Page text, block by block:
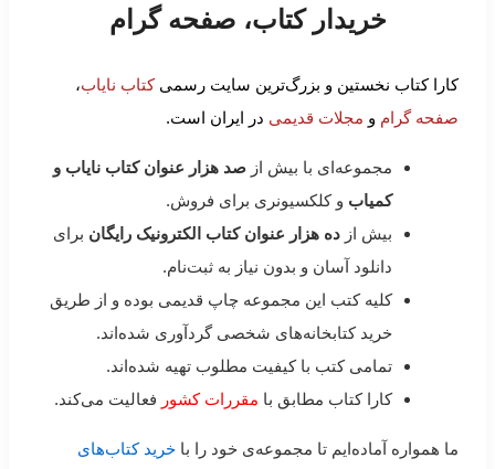
خریدار کتاب، صفحه گرام
کارا کتاب نخستین و بزرگ‌ترین سایت رسمیکتاب نایاب،
صفحه گرام و مجلات قدیمی در ایران است.
مجموعه‌ای با بیش از صد هزار عنوان کتاب نایاب و
کمیاب و کلکسیونری برای فروش.
بیش از ده هزار عنوان کتاب الکترونیک رایگان برای
دانلود آسان و بدون نیاز به ثبت‌نام.
کلیه کتب این مجموعه چاپ قدیمی بوده و از طریق
خرید کتابخانه‌های شخصی گردآوری شده‌اند.
تمامی کتب با کیفیت مطلوب تهیه شده‌اند.
کارا کتاب مطابق با مقررات کشور فعالیت می‌کند.
ما همواره آماده‌ایم تا مجموعه‌ی خود را با خرید کتاب‌های